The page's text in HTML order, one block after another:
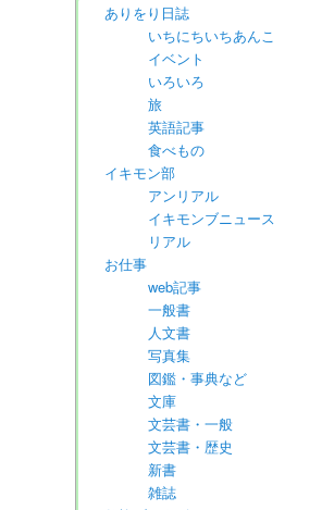
ありをり日誌
いちにちいちあんこ
イベント
いろいろ
旅
英語記事
食べもの
イキモン部
アンリアル
イキモンブニュース
リアル
お仕事
web記事
一般書
人文書
写真集
図鑑・事典など
文庫
文芸書・一般
文芸書・歴史
新書
雑誌